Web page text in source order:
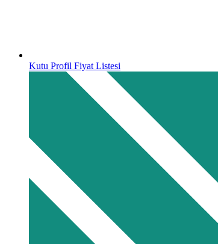
Kutu Profil Fiyat Listesi